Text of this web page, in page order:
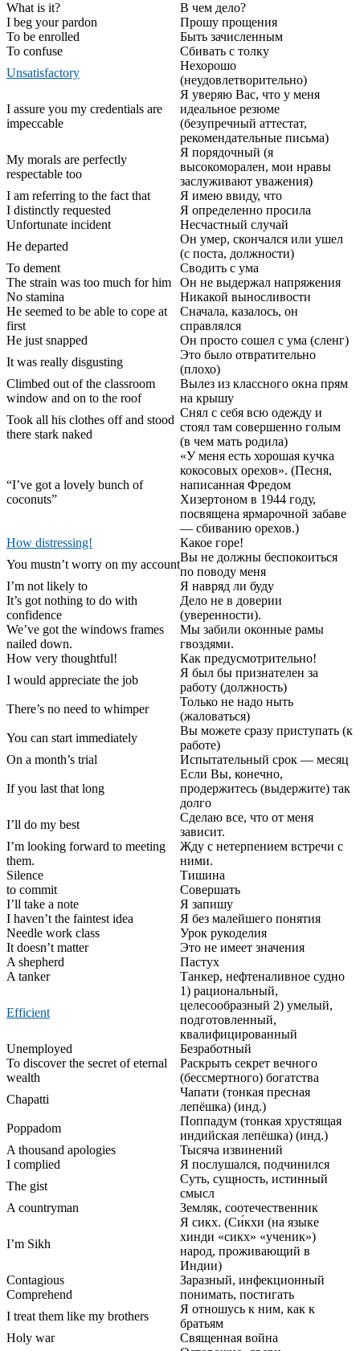
What is it?
В чем дело?
I beg your pardon
Прошу прощения
To be enrolled
Быть зачисленным
To confuse
Сбивать с толку
Unsatisfactory
Нехорошо
(неудовлетворительно)
I assure you my credentials are
impeccable
Я уверяю Вас, что у меня
идеальное резюме
(безупречный аттестат,
рекомендательные письма)
My morals are perfectly
respectable too
Я порядочный (я
высокоморален, мои нравы
заслуживают уважения)
I am referring to the fact that
Я имею ввиду, что
I distinctly requested
Я определенно просила
Unfortunate incident
Несчастный случай
He departed
Он умер, скончался или ушел
(с поста, должности)
To dement
Сводить с ума
The strain was too much for him
Он не выдержал напряжения
No stamina
Никакой выносливости
He seemed to be able to cope at
first
Сначала, казалось, он
справлялся
He just snapped
Он просто сошел с ума (сленг)
It was really disgusting
Это было отвратительно
(плохо)
Climbed out of the classroom
window and on to the roof
Вылез из классного окна прям
на крышу
Took all his clothes off and stood
there stark naked
Снял с себя всю одежду и
стоял там совершенно голым
(в чем мать родила)
“I’ve got a lovely bunch of
coconuts”
«У меня есть хорошая кучка
кокосовых орехов». (Песня,
написанная Фредом
Хизертоном в 1944 году,
посвящена ярмарочной забаве
— сбиванию орехов.)
How distressing!
Какое горе!
You mustn’t worry on my account
Вы не должны беспокоиться
по поводу меня
I’m not likely to
Я навряд ли буду
It’s got nothing to do with
confidence
Дело не в доверии
(уверенности).
We’ve got the windows frames
nailed down.
Мы забили оконные рамы
гвоздями.
How very thoughtful!
Как предусмотрительно!
I would appreciate the job
Я был бы признателен за
работу (должность)
There’s no need to whimper
Только не надо ныть
(жаловаться)
You can start immediately
Вы можете сразу приступать (к
работе)
On a month’s trial
Испытательный срок — месяц
If you last that long
Если Вы, конечно,
продержитесь (выдержите) так
долго
I’ll do my best
Сделаю все, что от меня
зависит.
I’m looking forward to meeting
them.
Жду с нетерпением встречи с
ними.
Silence
Тишина
to commit
Совершать
I’ll take a note
Я запишу
I haven’t the faintest idea
Я без малейшего понятия
Needle work class
Урок рукоделия
It doesn’t matter
Это не имеет значения
A shepherd
Пастух
A tanker
Танкер, нефтеналивное судно
Efficient
1) рациональный,
целесообразный 2) умелый,
подготовленный,
квалифицированный
Unemployed
Безработный
To discover the secret of eternal
wealth
Раскрыть секрет вечного
(бессмертного) богатства
Chapatti
Чапати (тонкая пресная
лепёшка) (инд.)
Poppadom
Поппадум (тонкая хрустящая
индийская лепёшка) (инд.)
A thousand apologies
Тысяча извинений
I complied
Я послушался, подчинился
The gist
Суть, сущность, истинный
смысл
A countryman
Земляк, соотечественник
I’m Sikh
Я сикх. (Си́кхи (на языке
хинди «сикх» «ученик»)
народ, проживающий в
Индии)
Contagious
Заразный, инфекционный
Comprehend
понимать, постигать
I treat them like my brothers
Я отношусь к ним, как к
братьям
Holy war
Священная война